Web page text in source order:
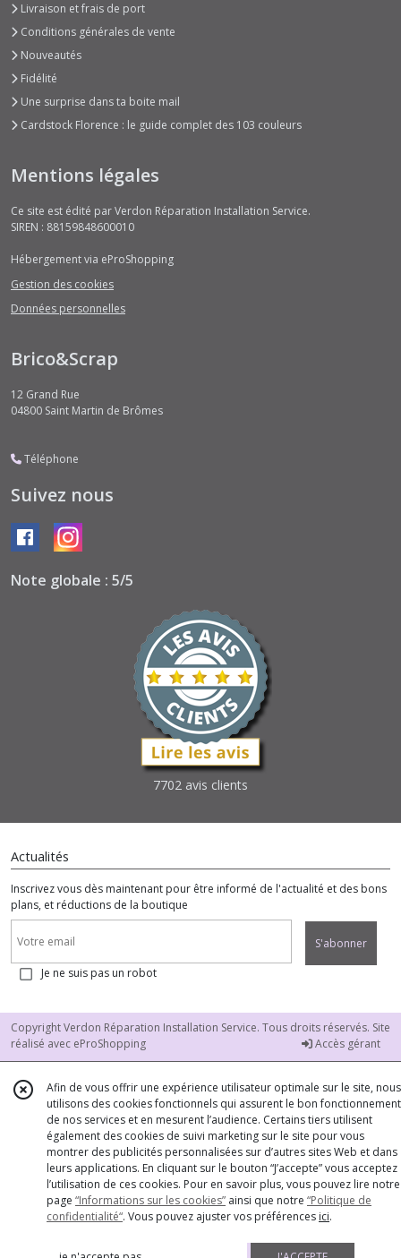
Livraison et frais de port
Conditions générales de vente
Nouveautés
Fidélité
Une surprise dans ta boite mail
Cardstock Florence : le guide complet des 103 couleurs
Mentions légales
Ce site est édité par Verdon Réparation Installation Service.
SIREN : 88159848600010
Hébergement via eProShopping
Gestion des cookies
Données personnelles
Brico&Scrap
12 Grand Rue
04800 Saint Martin de Brômes
Téléphone
Suivez nous
Note globale : 5/5
7702 avis clients
Actualités
Inscrivez vous dès maintenant pour être informé de l'actualité et des bons
plans, et réductions de la boutique
S'abonner
Je ne suis pas un robot
Copyright Verdon Réparation Installation Service. Tous droits réservés. Site
réalisé avec eProShopping Accès gérant
Afin de vous offrir une expérience utilisateur optimale sur le site, nous
utilisons des cookies fonctionnels qui assurent le bon fonctionnement
de nos services et en mesurent l’audience. Certains tiers utilisent
également des cookies de suivi marketing sur le site pour vous
montrer des publicités personnalisées sur d’autres sites Web et dans
leurs applications. En cliquant sur le bouton “J’accepte” vous acceptez
l’utilisation de ces cookies. Pour en savoir plus, vous pouvez lire notre
page “Informations sur les cookies” ainsi que notre “Politique de
confidentialité“. Vous pouvez ajuster vos préférences ici.